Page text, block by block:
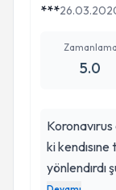
***
Zamanlama
5.0
ki
yönlendırdı